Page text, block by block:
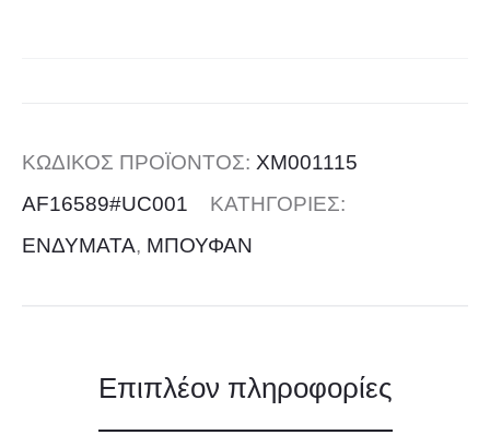
ΚΩΔΙΚΌΣ ΠΡΟΪΌΝΤΟΣ: XM001115
AF16589#UC001
ΚΑΤΗΓΟΡΊΕΣ:
ΕΝΔΥΜΑΤΑ, ΜΠΟΥΦΑΝ
Επιπλέον πληροφορίες